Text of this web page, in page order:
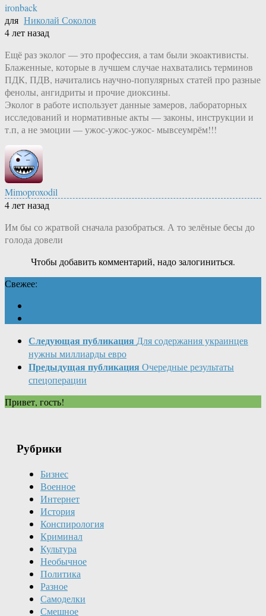
ironback
для Николай Соколов
4 лет назад
Ещё раз эколог — это профессия, а там были экоактивисты.
Блаженные, которые в лучшем случае нахватались терминов
ПДК, ПДВ, начитались научно-популярных статей про разные
фенолы, ангидриты и прочие диоксины.
Эколог в работе использует данные замеров, лабораторных
исследований и нормативные акты — законы, инструкции и
т.п, а не эмоции — ужос-ужос-ужос- мывсеумрём!!!
Mimoproxodil
4 лет назад
Им бы со жратвой сначала разобраться. А то зелёные бесы до
голода довели
Чтобы добавить комментарий, надо залогиниться.
Свежее:
Следующая публикация Для содержания украинцев
нужны миллиарды евро
Предыдущая публикация Очередные результаты
спецоперации
Привет, гость!
Рубрики
Бизнес
Военное
Интернет
История
Конспирология
Криминал
Культура
Необычное
Политика
Разное
Самоделки
Смешное